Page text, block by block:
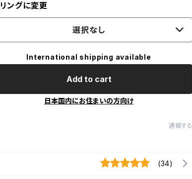
ングに変更
選択なし
International shipping available
Add to cart
日本国内にお住まいの方向け
通報する
(34)